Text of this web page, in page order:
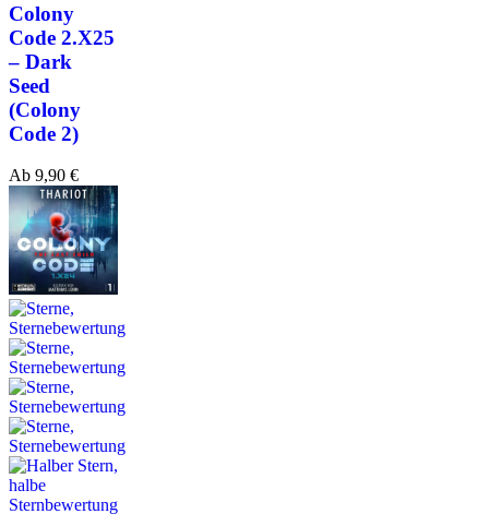
Colony
Code 2.X25
– Dark
Seed
(Colony
Code 2)
Ab 9,90 €